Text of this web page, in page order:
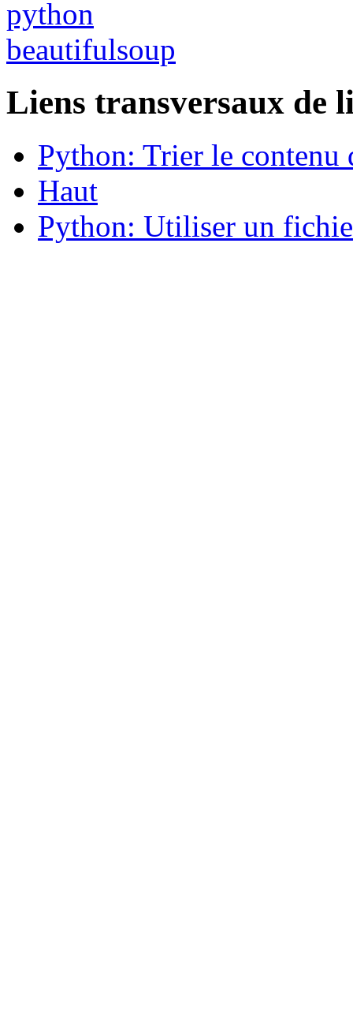
python
beautifulsoup
Liens transversaux de
Python: Trier le
Haut
Python: Utiliser un